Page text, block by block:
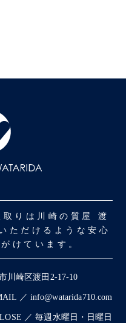
りは川崎の質屋 渡
ただけるような安心
けています。
川崎区渡田2-17-10
／ info@watarida710.com
／ 毎週水曜日・日曜日